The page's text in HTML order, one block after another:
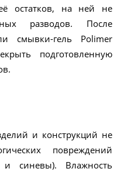
остатков, на ней не
разводов. После
смывки-гель Polimer
подготовленную
и конструкций не
повреждений
и синевы). Влажность